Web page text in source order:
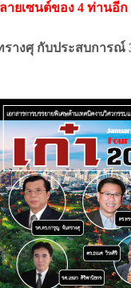
ายเซนต์ของ 4 ท่านอีก
างศุ กับประสบการณ์